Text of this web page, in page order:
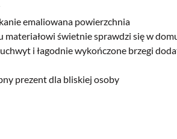
emaliowana powierzchnia
materiałowi świetnie sprawdzi się w
i łagodnie wykończone brzegi
prezent dla bliskiej osoby